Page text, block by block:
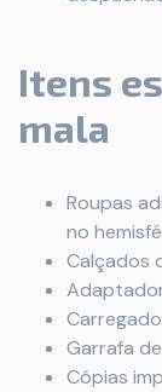
Itens
mala
Roupas
no
Calçados
Garrafa
Cópias